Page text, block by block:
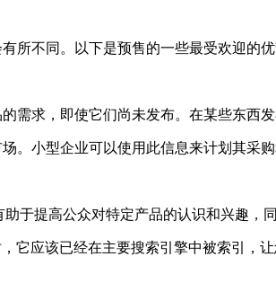
所不同。以下是预售的一些最受欢迎的优
需求，即使它们尚未发布。在某些东西
。小型企业可以使用此信息来计划其采购
于提高公众对特定产品的认识和兴趣，
它应该已经在主要搜索引擎中被索引，让